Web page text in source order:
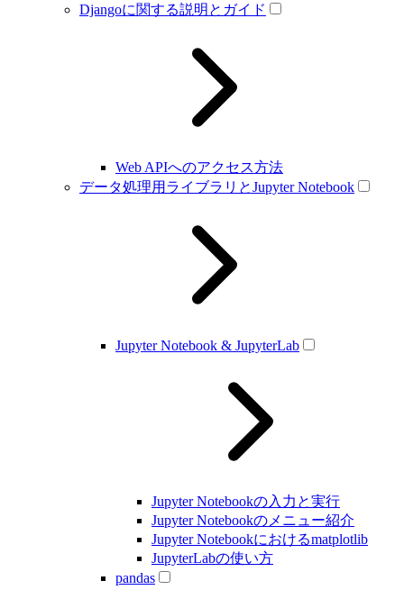
Djangoに関する説明とガイド
Web APIへのアクセス方法
データ処理用ライブラリとJupyter Notebook
Jupyter Notebook & JupyterLab
Jupyter Notebookの入力と実行
Jupyter Notebookのメニュー紹介
Jupyter Notebookにおけるmatplotlib
JupyterLabの使い方
pandas